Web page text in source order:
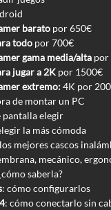
barato por 650€
todo por 700€
gama media/alta por
jugar a 2K por 1500€
extremo:4K por
de montar un PC
pantalla elegir
la más cómoda
mejores cascos
mecánico,
saberla?
: cómo configurarlos
: cómo conectarlo sin